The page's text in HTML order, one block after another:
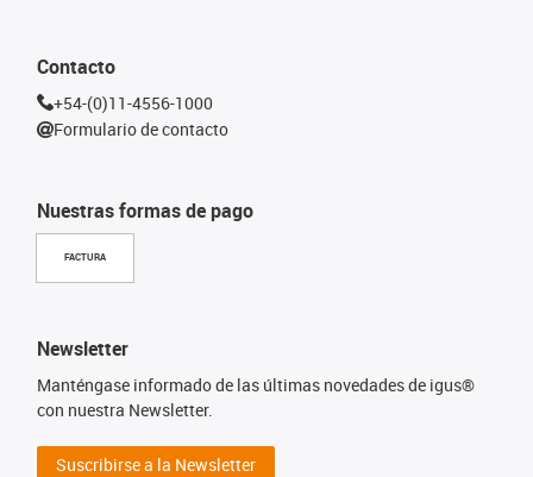
Nuestras formas de pago
FACTURA
Contacto
+54-(0)11-4556-1000
Formulario de contacto
Newsletter
Manténgase informado de las últimas novedades de igus®
con nuestra Newsletter.
Suscribirse a la Newsletter